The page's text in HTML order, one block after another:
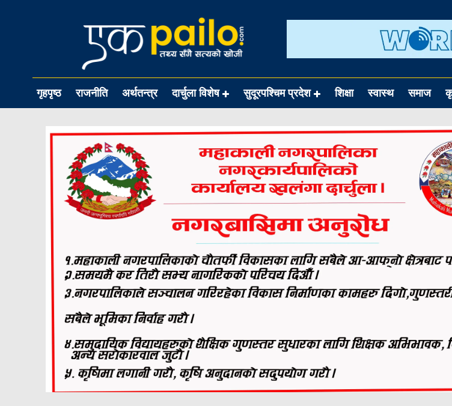
गृहपृष्ठ राजनीति अर्थतन्त्र दार्चुला विशेष सुदूरपश्चिम प्रदेश शिक्षा स्वास्थ समाज